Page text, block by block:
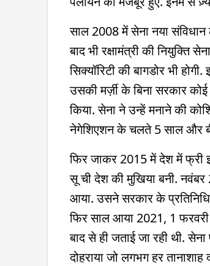
साल 2008 में सेना नया
बाद भी रक्षामंत्री की नियुक्ति
सिक्यॉरिटी की बागडोर भी
उसकी मर्ज़ी के बिना सरकार
किया. सेना ने उन्हें मनाने की
नेगेशिएशन के चलते 5 साल और
फिर जाकर 2015 में देश में फ्री
सू ची देश की मुखिया बनी. नवंबर
आया. उसने सरकार के
फिर साल आया 2021, 1
बाद से ही जताई जा रही थी.
दोहराया जो लगभग हर